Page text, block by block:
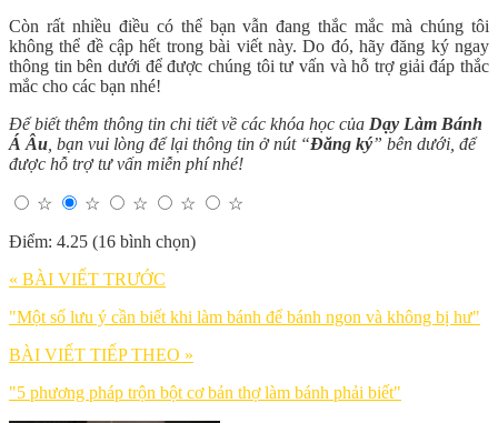
Còn rất nhiều điều có thể bạn vẫn đang thắc mắc mà chúng tôi
không thể đề cập hết trong bài viết này. Do đó, hãy đăng ký ngay
thông tin bên dưới để được chúng tôi tư vấn và hỗ trợ giải đáp thắc
mắc cho các bạn nhé!
Để biết thêm thông tin chi tiết về các khóa học của Dạy Làm Bánh
Á Âu , bạn vui lòng để lại thông tin ở nút “Đăng ký” bên dưới, để
được hỗ trợ tư vấn miễn phí nhé!
☆ ☆ ☆ ☆
☆
Điểm: 4.25 (16 bình chọn)
« BÀI VIẾT TRƯỚC
"Một số lưu ý cần biết khi làm bánh để bánh ngon và không bị hư"
BÀI VIẾT TIẾP THEO »
"5 phương pháp trộn bột cơ bản thợ làm bánh phải biết"